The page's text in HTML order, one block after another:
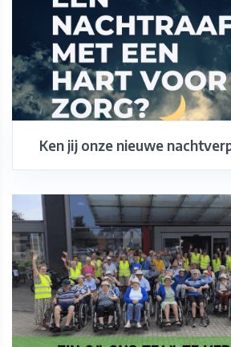
Ken jij onze nieuwe